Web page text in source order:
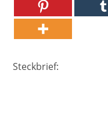
Steckbrief: